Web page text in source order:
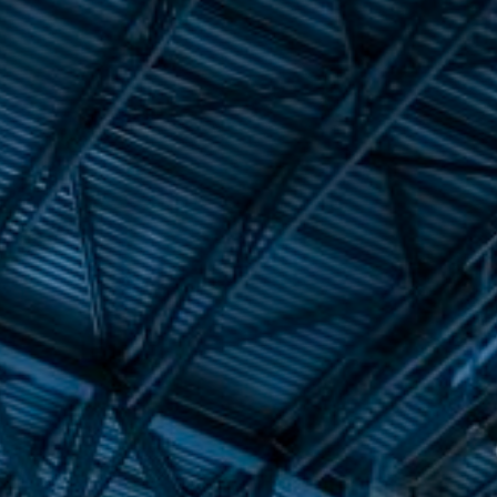
Северная Америка
США, Канада
Мексика